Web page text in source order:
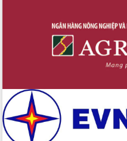
Đoàn đại biểu Quốc hội tỉnh Đắk Lắk
trao đổi thông tin trước Kỳ họp thứ
nhất, Quốc hội khóa XVI
Quyết liệt cải cách hành chính, khơi
Nâng cao hiệu lực, hiệu quả HĐND
tỉnh thông qua hiện đại hóa hành chính
Xã Ea Phê gắn cải cách hành chính với
chuyển đổi số